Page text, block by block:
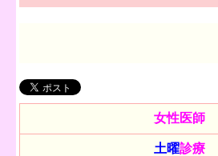
女性医師
土曜診療